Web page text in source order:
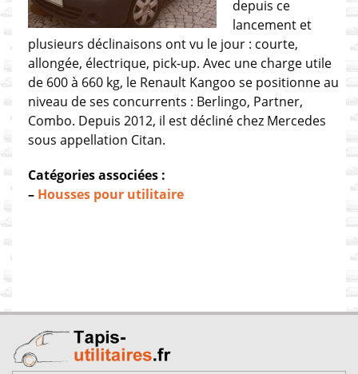
depuis ce
lancement et
plusieurs déclinaisons ont vu le jour : courte,
allongée, électrique, pick-up. Avec une charge utile
de 600 à 660 kg, le Renault Kangoo se positionne au
niveau de ses concurrents : Berlingo, Partner,
Combo. Depuis 2012, il est décliné chez Mercedes
sous appellation Citan.
Catégories associées :
– Housses pour utilitaire